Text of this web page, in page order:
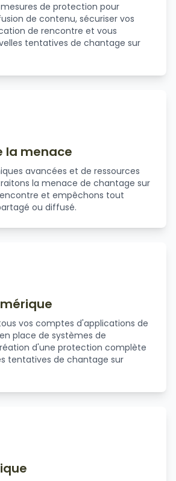
de protection pour
de contenu, sécuriser vos
de rencontre et vous
tentatives de chantage sur
la menace
avancées et de ressources
la menace de chantage sur
et empêchons tout
ou diffusé.
vos comptes d'applications de
place de systèmes de
d'une protection complète
tentatives de chantage sur